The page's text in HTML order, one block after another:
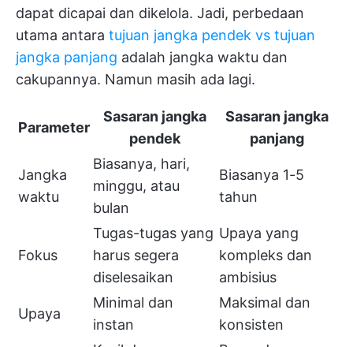
dapat dicapai dan dikelola. Jadi, perbedaan
utama antara tujuan jangka pendek vs tujuan
jangka panjang adalah jangka waktu dan
cakupannya. Namun masih ada lagi.
Parameter
Sasaran jangka
pendek
Sasaran jangka
panjang
Jangka
waktu
Biasanya, hari,
minggu, atau
bulan
Biasanya 1-5
tahun
Fokus
Tugas-tugas yang
harus segera
diselesaikan
Upaya yang
kompleks dan
ambisius
Upaya
Minimal dan
instan
Maksimal dan
konsisten